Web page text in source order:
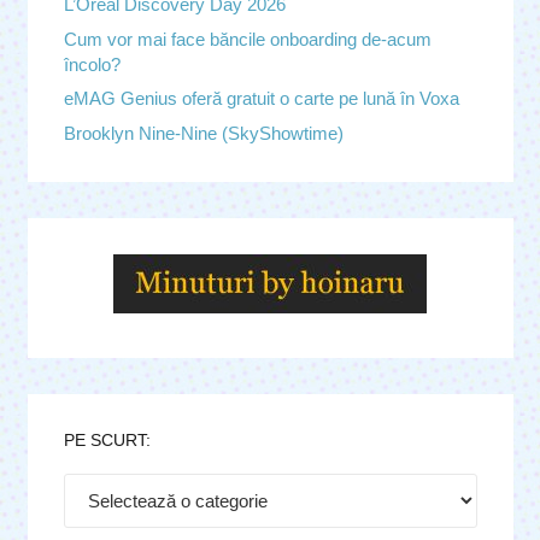
L’Oreal Discovery Day 2026
Cum vor mai face băncile onboarding de-acum
încolo?
eMAG Genius oferă gratuit o carte pe lună în Voxa
Brooklyn Nine-Nine (SkyShowtime)
PE SCURT: